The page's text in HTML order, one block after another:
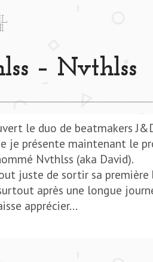
THROUGH (ESTA.
– Nvthlss
le duo de beatmakers
je présente maintenant le
Nvthlss (aka David).
juste de sortir sa première
après une longue
apprécier…